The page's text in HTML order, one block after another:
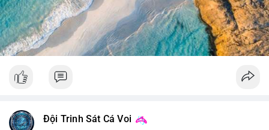
trong 24-48 giờ để xác nhận xu hướng.
#52dot09btc #chuyenvilanh #tichluydaihan #mempoolbtc
#giaodichlon
Đội Trinh Sát Cá Voi